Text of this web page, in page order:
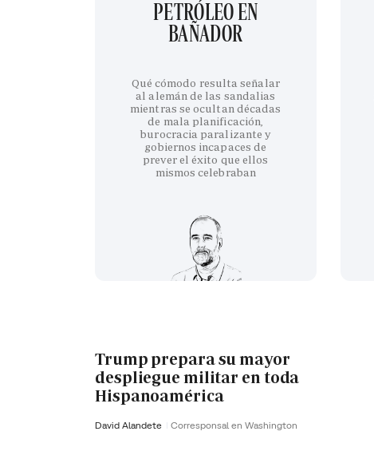
PETRÓLEO EN
BAÑADOR
Qué cómodo resulta señalar
al alemán de las sandalias
mientras se ocultan décadas
de mala planificación,
burocracia paralizante y
gobiernos incapaces de
prever el éxito que ellos
mismos celebraban
Trump prepara su mayor
despliegue militar en toda
Hispanoamérica
David Alandete Corresponsal en Washington